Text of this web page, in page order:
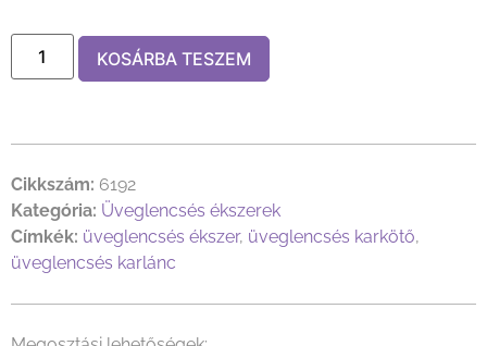
KOSÁRBA TESZEM
Cikkszám: 6192
Kategória: Üveglencsés ékszerek
Címkék: üveglencsés ékszer, üveglencsés karkötő,
üveglencsés karlánc